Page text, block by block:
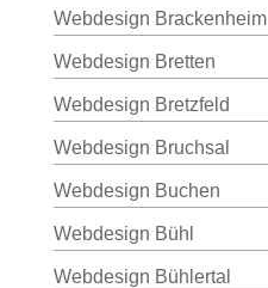
Webdesign Brackenheim
Webdesign Bretten
Webdesign Bretzfeld
Webdesign Bruchsal
Webdesign Buchen
Webdesign Bühl
Webdesign Bühlertal